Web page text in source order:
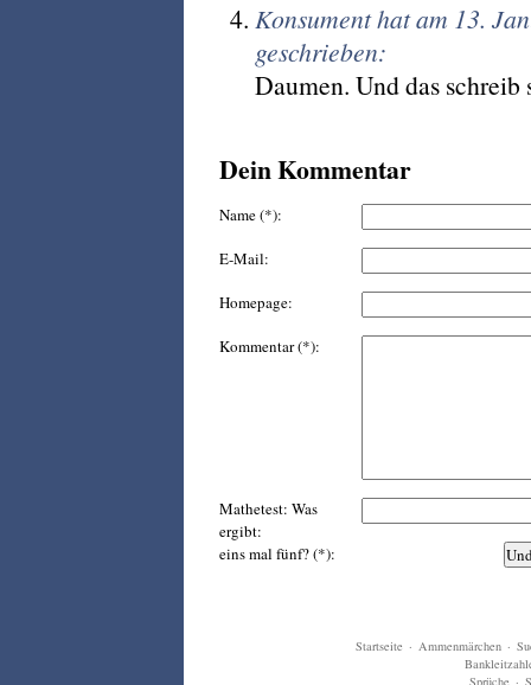
Konsument hat am 13.
geschrieben:
Daumen. Und das
Dein Kommentar
Name (*):
E-Mail:
Homepage:
Kommentar (*):
Mathetest: Was
ergibt:
eins mal fünf? (*):
Startseite · Ammenmärchen ·
Sprüche ·